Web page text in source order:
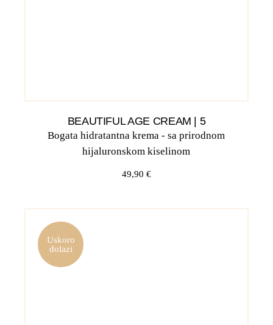
BEAUTIFUL AGE CREAM | 5
Bogata hidratantna krema - sa prirodnom
hijaluronskom kiselinom
49,90 €
Uskoro
dolazi